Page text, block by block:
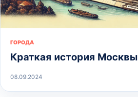
ГОРОДА
Краткая история Москвы
08.09.2024